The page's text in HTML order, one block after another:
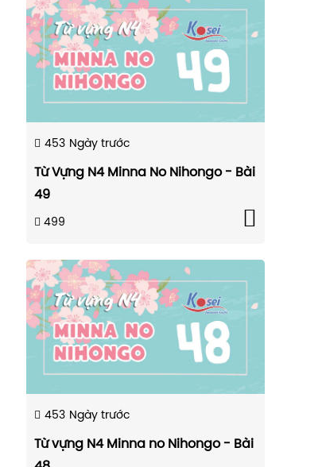
453 Ngày trước
Từ Vựng N4 Minna No Nihongo - Bài
49
499
453 Ngày trước
Từ vựng N4 Minna no Nihongo - Bài